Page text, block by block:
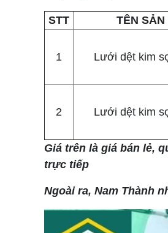
STT TÊN SẢN
1 Lưới dệt kim
2 Lưới dệt kim
Giá trên là giá bán lẻ,
trực tiếp
Ngoài ra, Nam Thành